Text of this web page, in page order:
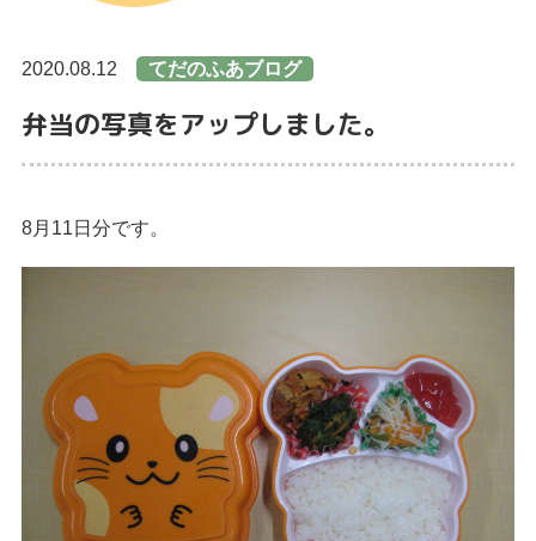
2020.08.12 てだのふあブログ
弁当の写真をアップしました。
8月11日分です。